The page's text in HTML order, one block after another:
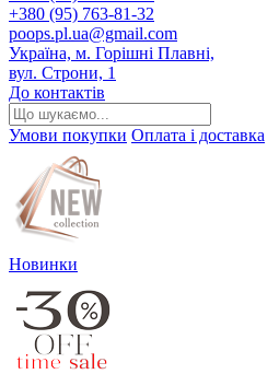
+380 (95) 763-81-32
poops.pl.ua@gmail.com
Україна, м. Горішні Плавні,
вул. Строни, 1
До контактів
Умови покупки Оплата і доставка
Новинки